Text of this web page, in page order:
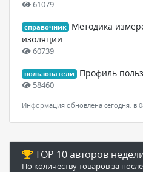
61079
справочник
Методика
изоляции
60739
пользователи Профиль
58460
Информация обновлена сегодня, в
TOP 10 авторов
По количеству товаров за